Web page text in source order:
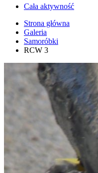
Cała aktywność
Strona główna
Galeria
Samoróbki
RCW 3